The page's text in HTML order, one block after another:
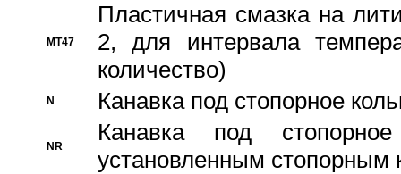
MT47
Пластичная смазка на
2, для интервала
количество)
N Канавка под стопорное
NR
Канавка под
установленным стопорным